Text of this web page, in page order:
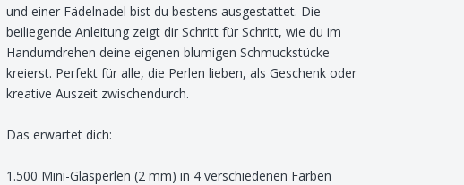
und einer Fädelnadel bist du bestens ausgestattet. Die
beiliegende Anleitung zeigt dir Schritt für Schritt, wie du im
Handumdrehen deine eigenen blumigen Schmuckstücke
kreierst. Perfekt für alle, die Perlen lieben, als Geschenk oder
kreative Auszeit zwischendurch.
Das erwartet dich:
1.500 Mini-Glasperlen (2 mm) in 4 verschiedenen Farben